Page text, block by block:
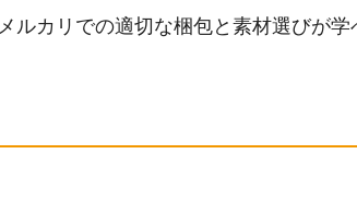
メルカリでの適切な梱包と素材選びが学